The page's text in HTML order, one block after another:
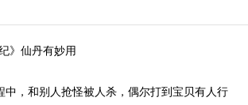
》仙丹有妙用
，和别人抢怪被人杀，偶尔打到宝贝有人行